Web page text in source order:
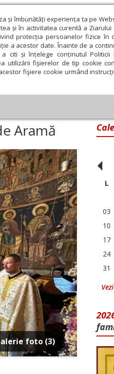
și îmbunătăți experiența ta pe
și în activitatea curentă a Ziarului
protecția persoanelor fizice în
a acestor date. Înainte de a
citi și înțelege conținutul Politicii
utilizării fişierelor de tip cookie
fişiere cookie urmând
Documentar In
și Cultură Societate
Aramă
foto (3)
Mai Iunie ‹ L
03
10
17
24
31